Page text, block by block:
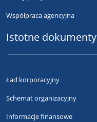
Współpraca agencyjna
Istotne dokumenty
Ład korporacyjny
Schemat organizacyjny
Informacje finansowe